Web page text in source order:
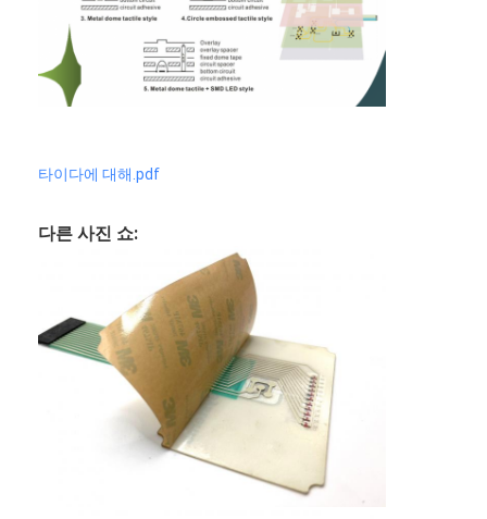
PCB 및 실리콘 고무 막 스위치
보호 필름 및 추적용 종이 포장
타이다에 대해.pdf
다른 사진 쇼: